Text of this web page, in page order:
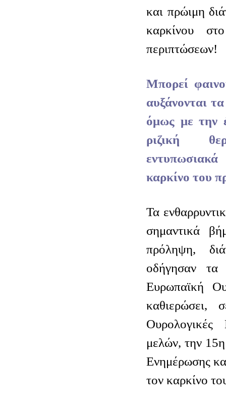
και πρώιμη
καρκίνου
περιπτώσεων!
Μπορεί
αυξάνονται
όμως με την
ριζική
καρκίνο του
Τα
σημαντικά
πρόληψη,
οδήγησαν τα
Ευρωπαϊκή
καθιερώσει,
μελών, την
Ενημέρωσης
τον καρκίνο